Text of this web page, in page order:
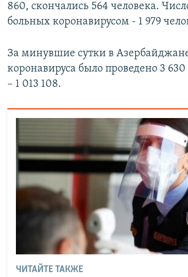
860, скончались 564 человека.
больных коронавирусом - 1 979
За минувшие сутки в
коронавируса было проведено 3 630
– 1 013 108.
ЧИТАЙТЕ ТАКЖЕ